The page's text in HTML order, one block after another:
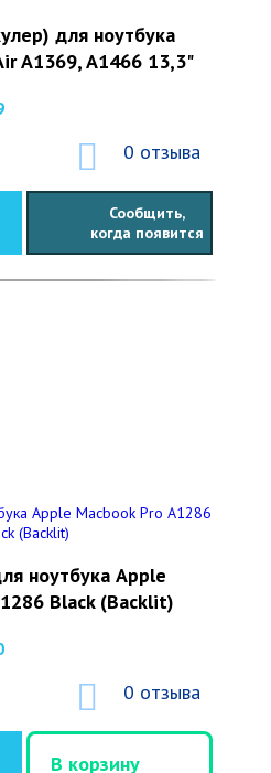
для ноутбука
A1369, A1466 13,3"
0 отзыва
Сообщить,
когда появится
ноутбука Apple
Black (Backlit)
0 отзыва
В корзину